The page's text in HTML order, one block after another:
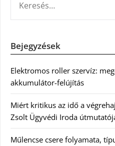
Bejegyzések
Elektromos roller szervíz:
akkumulátor-felújítás
Miért kritikus az idő a
Zsolt Ügyvédi Iroda
Műlencse csere folyamata,